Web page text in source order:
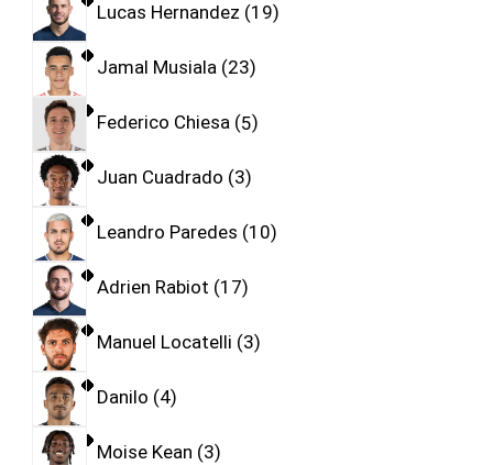
Lucas Hernandez 19
Jamal Musiala 23
Federico Chiesa 5
Juan Cuadrado 3
Leandro Paredes 10
Adrien Rabiot 17
Manuel Locatelli 3
Danilo 4
Moise Kean 3